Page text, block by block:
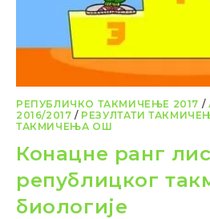
РЕПУБЛИЧКО ТАКМИЧЕЊЕ 2017 /
2016/2017 / РЕЗУЛТАТИ
ТАКМИЧЕЊА ОШ
Конацне ранг
републицког
биологије